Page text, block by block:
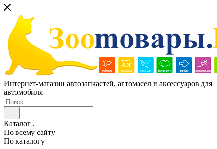
Интернет-магазин автозапчастей, автомасел и аксессуаров для
автомобиля
Каталог
По всему сайту
По каталогу